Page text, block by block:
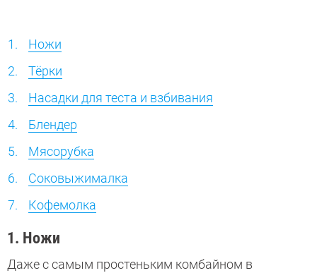
Ножи
Тёрки
Насадки для теста и взбивания
Блендер
Мясорубка
Соковыжималка
Кофемолка
1. Ножи
Даже с самым простеньким комбайном в